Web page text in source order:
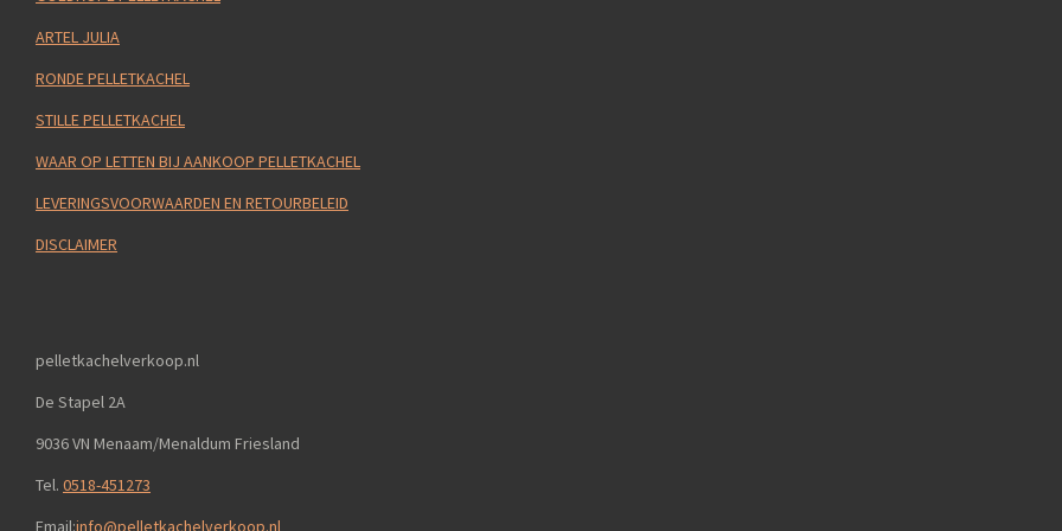
ARTEL JULIA
RONDE PELLETKACHEL
STILLE PELLETKACHEL
WAAR OP LETTEN BIJ AANKOOP PELLETKACHEL
LEVERINGSVOORWAARDEN EN RETOURBELEID
DISCLAIMER
pelletkachelverkoop.nl
De Stapel 2A
9036 VN Menaam/Menaldum Friesland
Tel. 0518-451273
Email:info@pelletkachelverkoop.nl